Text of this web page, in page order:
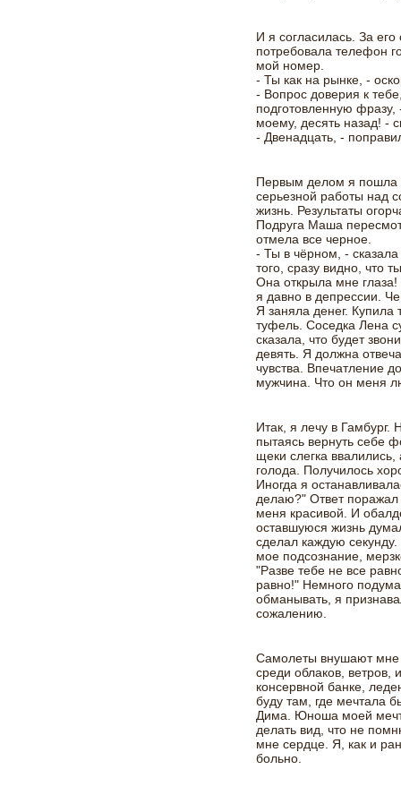
И я согласилась. За
потребовала телефон
мой номер.
- Ты как на рынке, -
- Вопрос доверия к
подготовленную
моему, десять назад! -
- Двенадцать, -
Первым делом я пошла
серьезной работы над
жизнь. Результаты
Подруга Маша
отмела все черное.
- Ты в чёрном, -
того, сразу видно, что
Она открыла мне
я давно в депрессии.
Я заняла денег.
туфель. Соседка Лена
сказала, что будет
девять. Я должна
чувства. Впечатление
мужчина. Что он меня
Итак, я лечу в
пытаясь вернуть себе
щеки слегка
голода. Получилось
Иногда я
делаю?" Ответ поражал
меня красивой. И
оставшуюся жизнь
сделал каждую
мое подсознание,
"Разве тебе не все
равно!" Немного
обманывать, я
сожалению.
Самолеты внушают мне
среди облаков, ветров,
консервной банке,
буду там, где мечтала
Дима. Юноша моей
делать вид, что не
мне сердце. Я, как и
больно.